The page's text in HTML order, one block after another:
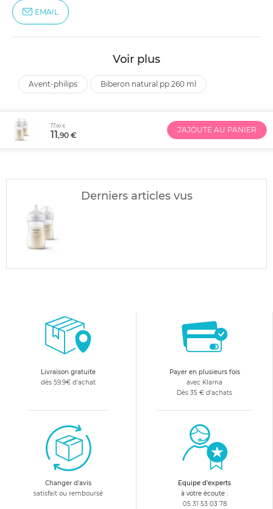
EMAIL
Voir plus
avent-philips biberon natural pp 260 ml
17,90 €
11,90 €
J'AJOUTE AU PANIER
Derniers articles vus
Livraison gratuite
dès 59.9€ d'achat
Payer en plusieurs fois
avec Klarna
Dès 35 € d'achats
Changer d'avis
satisfait ou remboursé
Equipe d'experts
à votre écoute :
05 31 53 03 78